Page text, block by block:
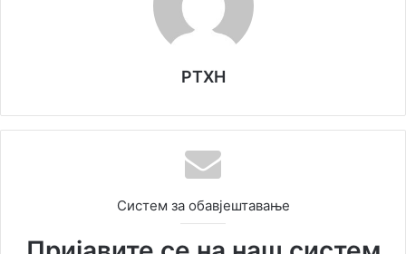
РТХН
Систем за обавјештавање